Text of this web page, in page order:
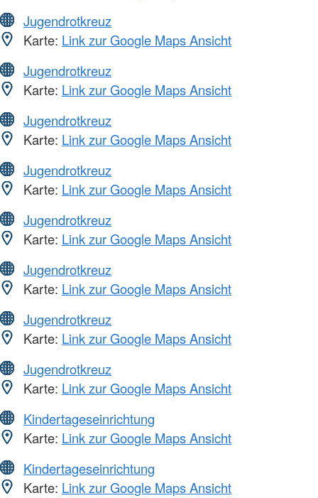
Jugendrotkreuz
Karte: Link zur Google Maps Ansicht
Jugendrotkreuz
Karte: Link zur Google Maps Ansicht
Jugendrotkreuz
Karte: Link zur Google Maps Ansicht
Jugendrotkreuz
Karte: Link zur Google Maps Ansicht
Jugendrotkreuz
Karte: Link zur Google Maps Ansicht
Jugendrotkreuz
Karte: Link zur Google Maps Ansicht
Jugendrotkreuz
Karte: Link zur Google Maps Ansicht
Jugendrotkreuz
Karte: Link zur Google Maps Ansicht
Kindertageseinrichtung
Karte: Link zur Google Maps Ansicht
Kindertageseinrichtung
Karte: Link zur Google Maps Ansicht